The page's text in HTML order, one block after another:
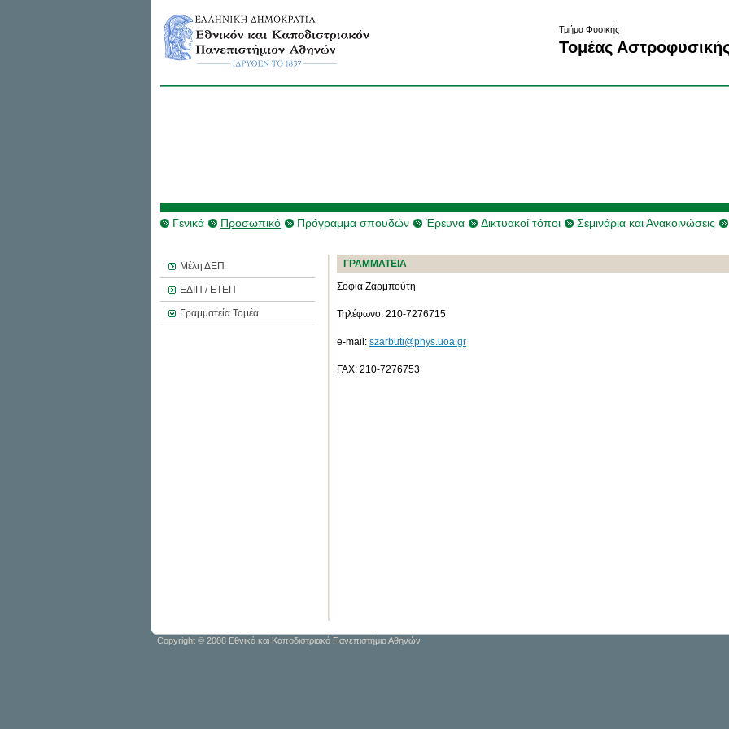
Τμήμα Φυσικής
Τομέας
Γενικά Προσωπικό Πρόγραμμα σπουδών Έρευνα Δικτυακοί τόποι Σεμινάρια και Ανακοινώσεις
Μέλη ΔΕΠ
ΕΔΙΠ / ΕΤΕΠ
Γραμματεία Τομέα
ΓΡΑΜΜΑΤΕΙΑ
Σοφία Ζαρμπούτη
Τηλέφωνο: 210-7276715
e-mail: szarbuti@phys.uoa.gr
FAX: 210-7276753
Copyright © 2008 Εθνικό και Καποδιστριακό Πανεπιστήμιο Αθηνών